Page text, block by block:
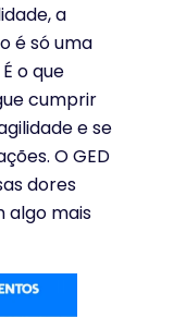
a
é só uma
o que
cumprir
e se
O GED
dores
algo mais